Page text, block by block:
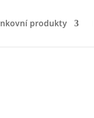
produkty